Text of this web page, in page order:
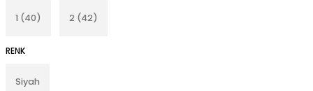
1 (40) 2 (42)
RENK
Siyah